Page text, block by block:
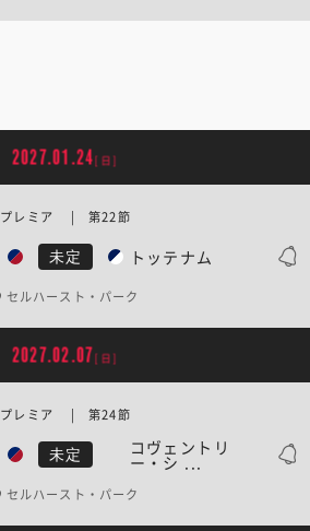
2027.01.24[日]
未定 トッテナム
プレミア | 第22節
セルハースト・パーク
2027.02.07[日]
未定 コヴェントリ
ー・シ ...
プレミア | 第24節
セルハースト・パーク